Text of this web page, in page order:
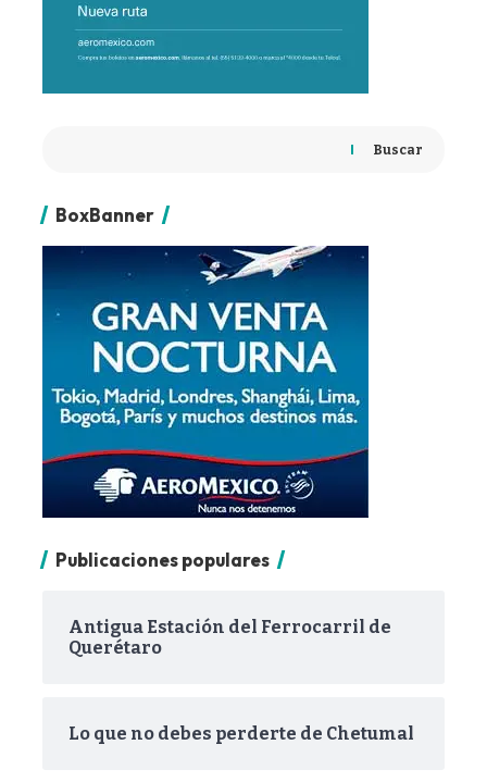
Buscar
BoxBanner
Publicaciones populares
Antigua Estación del Ferrocarril de
Querétaro
Lo que no debes perderte de Chetumal